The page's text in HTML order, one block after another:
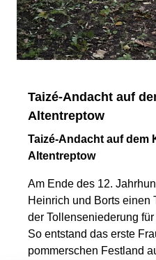
Taizé-Andacht auf
Altentreptow
Taizé-Andacht auf dem
Altentreptow
Am Ende des 12.
Heinrich und Borts einen
der Tollenseniederung
So entstand das erste
pommerschen Festland